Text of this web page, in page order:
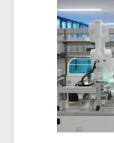
revoke@lumitos.com
disso, cada e-mail
assinatura do